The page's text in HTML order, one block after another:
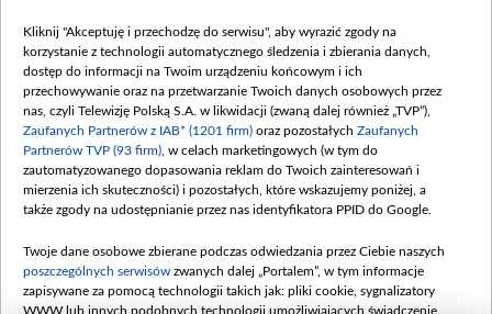
Procedura zgłoszeń wewnętrznych
Kliknij "Akceptuję i przechodzę do serwisu", aby wyrazić zgody na
korzystanie z technologii automatycznego śledzenia i zbierania danych,
dostęp do informacji na Twoim urządzeniu końcowym i ich
przechowywanie oraz na przetwarzanie Twoich danych osobowych przez
nas, czyli Telewizję Polską S.A. w likwidacji (zwaną dalej również „TVP”),
Zaufanych Partnerów z IAB* (1201 firm) oraz pozostałych Zaufanych
Partnerów TVP (93 firm) , w celach marketingowych (w tym do
zautomatyzowanego dopasowania reklam do Twoich zainteresowań i
mierzenia ich skuteczności) i pozostałych, które wskazujemy poniżej, a
także zgody na udostępnianie przez nas identyfikatora PPID do Google.
Twoje dane osobowe zbierane podczas odwiedzania przez Ciebie naszych
poszczególnych serwisów zwanych dalej „Portalem”, w tym informacje
zapisywane za pomocą technologii takich jak: pliki cookie, sygnalizatory
WWW lub innych podobnych technologii umożliwiających świadczenie